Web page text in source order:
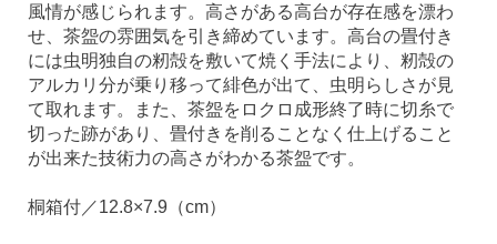
風情が感じられます。高さがある高台が存在感を漂わ
せ、茶盌の雰囲気を引き締めています。高台の畳付き
には虫明独自の籾殻を敷いて焼く手法により、籾殻の
アルカリ分が乗り移って緋色が出て、虫明らしさが見
て取れます。また、茶盌をロクロ成形終了時に切糸で
切った跡があり、畳付きを削ることなく仕上げること
が出来た技術力の高さがわかる茶盌です。
桐箱付／12.8×7.9（cm）